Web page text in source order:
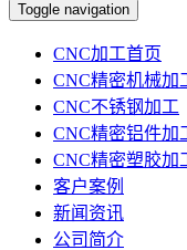
Toggle navigation
CNC加工首页
CNC精密机械加
CNC不锈钢加工
CNC精密铝件加
CNC精密塑胶加
客户案例
新闻资讯
公司简介